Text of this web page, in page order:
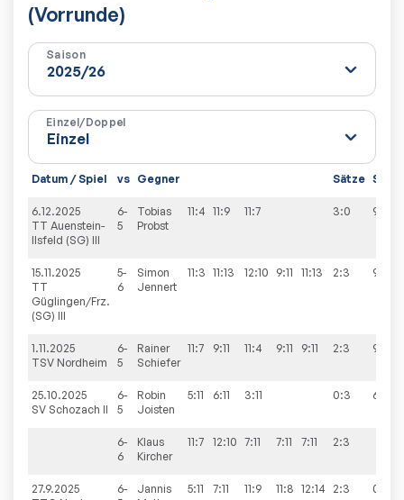
(Vorrunde)
Saison
Einzel/Doppel
Datum / Spiel vs Gegner Sätze
6.12.2025
TT Auenstein-
Ilsfeld (SG) III
6-
5
Tobias
Probst
11:4 11:9 11:7 3:0 9:5
15.11.2025
TT
Güglingen/Frz.
(SG) III
5-
6
Simon
Jennert
11:3 11:13 12:10 9:11 11:13 2:3 9:4
1.11.2025
TSV Nordheim
6-
5
Rainer
Schiefer
11:7 9:11 11:4 9:11 9:11 2:3 9:5
25.10.2025
SV Schozach II
6-
5
Robin
Joisten
5:11 6:11 3:11 0:3 6:9
6-
6
Klaus
Kircher
11:7 12:10 7:11 7:11 7:11 2:3
27.9.2025
6-
Jannis
5:11 7:11 11:9 11:8 12:14 2:3 0:9